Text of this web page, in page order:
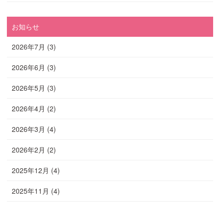
お知らせ
2026年7月 (3)
2026年6月 (3)
2026年5月 (3)
2026年4月 (2)
2026年3月 (4)
2026年2月 (2)
2025年12月 (4)
2025年11月 (4)